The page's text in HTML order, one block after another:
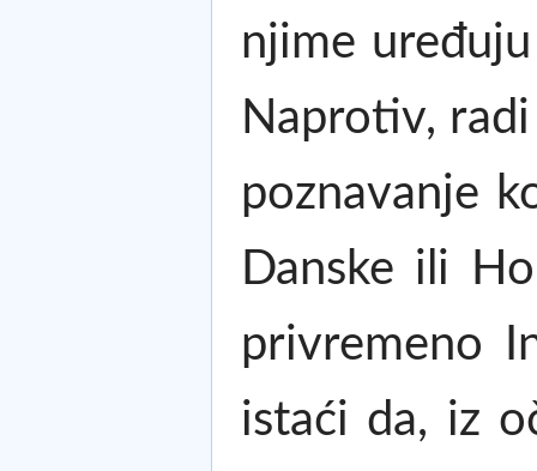
njime
Naprotiv,
poznavanje
Danske ili
privremeno
istaći da, iz